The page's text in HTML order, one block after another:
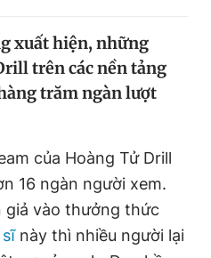
Tin 360
Bạn cần biết
xuất hiện, những
trên các nền tảng
trăm ngàn lượt
của Hoàng Tử Drill
16 ngàn người xem.
giả vào thưởng thức
sĩ này thì nhiều người lại